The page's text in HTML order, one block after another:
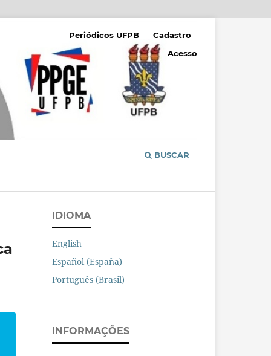
BUSCAR
Periódicos UFPB
Cadastro
Acesso
IDIOMA
English
Español (España)
Português (Brasil)
INFORMAÇÕES